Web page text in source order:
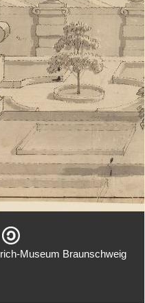
Museum Braunschweig